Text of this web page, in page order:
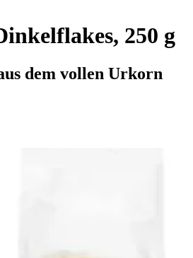
250 g
dem vollen Urkorn